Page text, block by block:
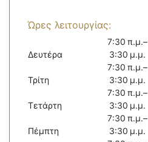
Ώρες λειτουργίας:
Δευτέρα
7:30 π.μ.–
3:30 μ.μ.
Τρίτη
7:30 π.μ.–
3:30 μ.μ.
Τετάρτη
7:30 π.μ.–
3:30 μ.μ.
Πέμπτη
7:30 π.μ.–
3:30 μ.μ.